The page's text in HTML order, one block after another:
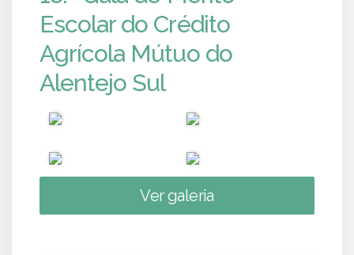
Escolar do Crédito
Agrícola Mútuo do
Alentejo Sul
Ver galeria